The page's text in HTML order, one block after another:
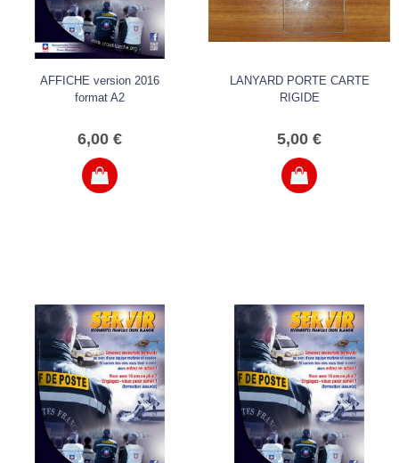
AFFICHE version 2016
format A2
6,00 €
LANYARD PORTE CARTE
RIGIDE
5,00 €